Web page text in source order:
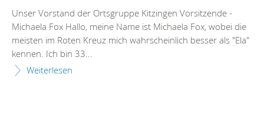
Unser Vorstand der Ortsgruppe Kitzingen Vorsitzende -
Michaela Fox Hallo, meine Name ist Michaela Fox, wobei die
meisten im Roten Kreuz mich wahrscheinlich besser als "Ela"
kennen. Ich bin 33...
Weiterlesen